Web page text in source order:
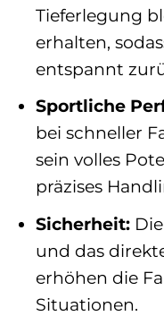
Tieferlegung
erhalten,
entspannt
Sportliche
bei schneller
sein volles
präzises
Sicherheit:Die
und das
erhöhen die
Situationen.